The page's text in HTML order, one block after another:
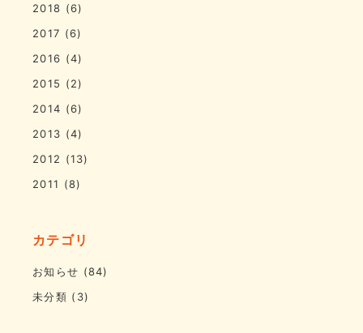
2018 (6)
2017 (6)
2016 (4)
2015 (2)
2014 (6)
2013 (4)
2012 (13)
2011 (8)
カテゴリ
お知らせ (84)
未分類 (3)